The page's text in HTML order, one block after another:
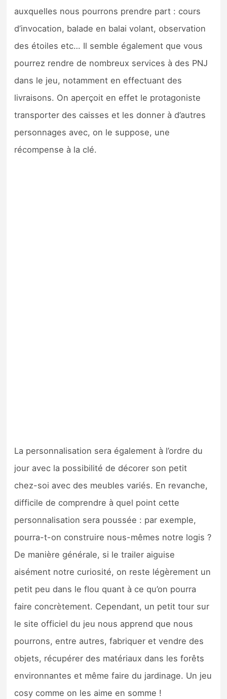
auxquelles nous pourrons prendre part : cours
d’invocation, balade en balai volant, observation
des étoiles etc… Il semble également que vous
pourrez rendre de nombreux services à des PNJ
dans le jeu, notamment en effectuant des
livraisons. On aperçoit en effet le protagoniste
transporter des caisses et les donner à d’autres
personnages avec, on le suppose, une
récompense à la clé.
La personnalisation sera également à l’ordre du
jour avec la possibilité de décorer son petit
chez-soi avec des meubles variés. En revanche,
difficile de comprendre à quel point cette
personnalisation sera poussée : par exemple,
pourra-t-on construire nous-mêmes notre logis ?
De manière générale, si le trailer aiguise
aisément notre curiosité, on reste légèrement un
petit peu dans le flou quant à ce qu’on pourra
faire concrètement. Cependant, un petit tour sur
le site officiel du jeu nous apprend que nous
pourrons, entre autres, fabriquer et vendre des
objets, récupérer des matériaux dans les forêts
environnantes et même faire du jardinage. Un jeu
cosy comme on les aime en somme !